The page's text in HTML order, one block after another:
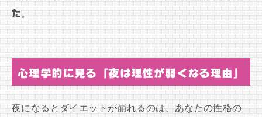
た。
心理学的に見る「夜は理性が弱くなる理由」
夜になるとダイエットが崩れるのは、あなたの性格の